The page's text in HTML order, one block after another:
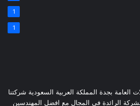
1
1
العامة بجدة المملكة العربية السعودية شركتنا
نحن الشركة الرائدة في المجال مع افضل المهندسين